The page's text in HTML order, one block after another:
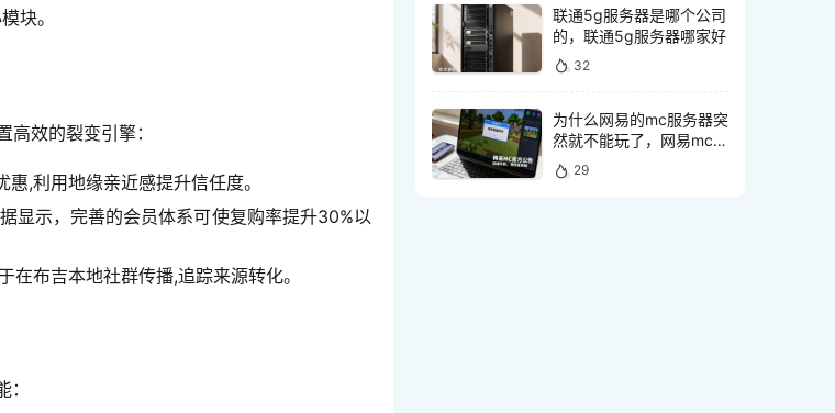
块。
效的裂变引擎：
,利用地缘亲近感提升信任度。
显示，完善的会员体系可使复购率提升30%以
在布吉本地社群传播,追踪来源转化。
联通5g服务器是哪个公司
的，联通5g服务器哪家好
32
为什么网易的mc服务器突
然就不能玩了，网易mc服
务器突然不能玩怎么回事
29